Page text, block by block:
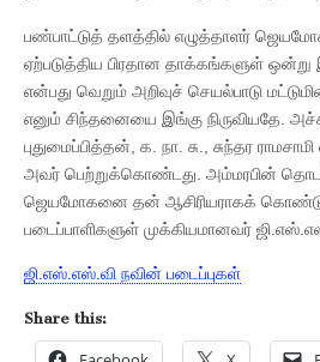
பண்பாட்டுத் தளத்தில் எழுத்தாளர்
ஏற்படுத்திய பிரதான தாக்கங்களுள் ஒன்று
என்பது வெறும் அறிவுச் செயல்பாடு
எனும் சிந்தனையை இங்கு நிருவியதே.
புதுமைப்பித்தன், க. நா. சு., சுந்தர
அவர் பெற்றுக்கொண்டது. அம்மரபின்
ஜெயமோகனை தன் ஆசிரியராகக் கொண்டு
படைப்பாளிகளுள் முக்கியமானவர்
ஜி.எஸ்.எஸ்.வி நவின் படைப்புகள்
Share this: